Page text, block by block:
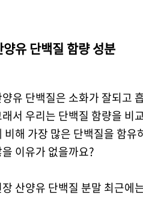
양유 단백질 함량 성분
유 단백질은 소화가 잘되고
래서 우리는 단백질 함량을 비
비해 가장 많은 단백질을 함
이유가 없을까요?
산양유 단백질 분말 최근에